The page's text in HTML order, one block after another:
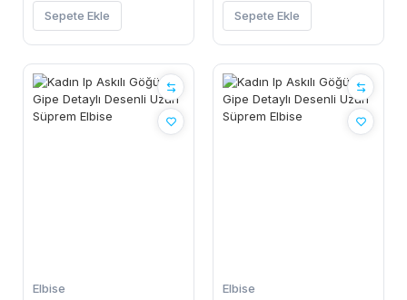
Sepete Ekle Sepete Ekle
Elbise Elbise